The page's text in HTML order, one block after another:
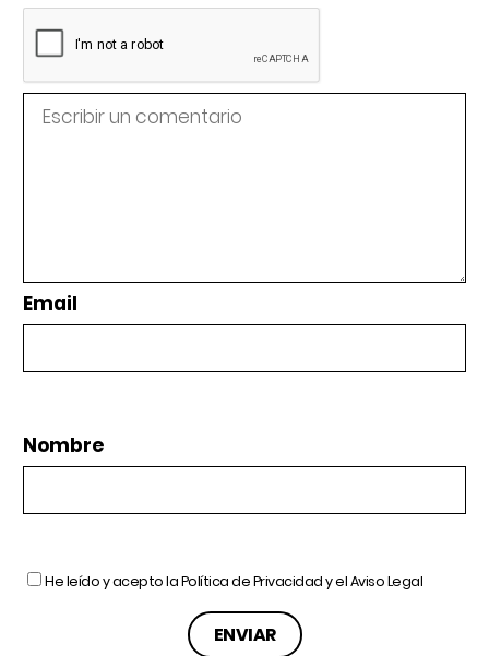
Email
Nombre
He leído y acepto laPolítica de Privacidady elAviso Legal